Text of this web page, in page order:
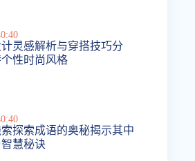
灵感解析与穿搭技巧分
性时尚风格
探索成语的奥秘揭示其中
慧秘诀